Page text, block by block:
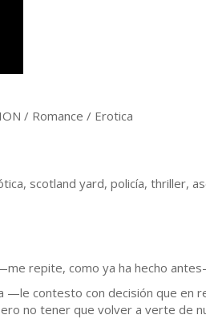
/ Romance / Erotica
scotland yard, policía, thriller,
repite, como ya ha hecho
—le contesto con decisión que en
no tener que volver a verte de